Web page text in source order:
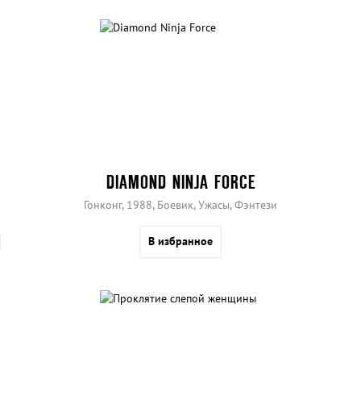
DIAMOND NINJA FORCE
Гонконг, 1988, Боевик, Ужасы, Фэнтези
В избранное